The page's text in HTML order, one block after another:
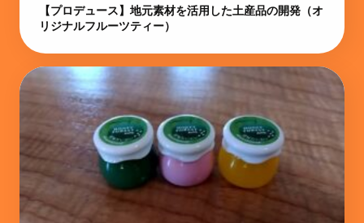
【プロデュース】地元素材を活用した土産品の開発（オ
リジナルフルーツティー）